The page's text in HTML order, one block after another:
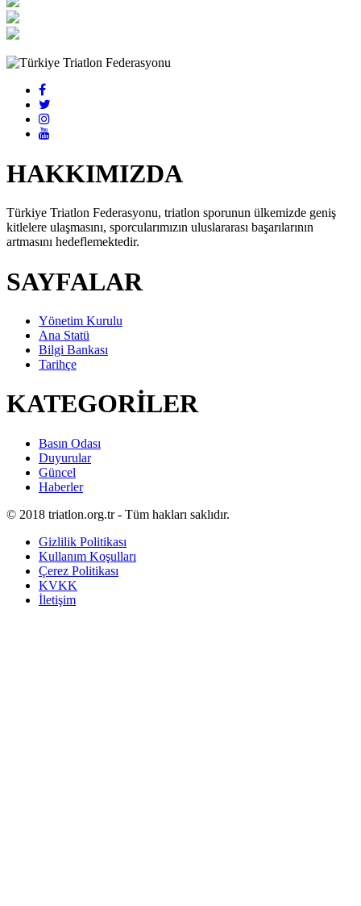
HAKKIMIZDA
Türkiye Triatlon Federasyonu, triatlon sporunun ülkemizde geniş
kitlelere ulaşmasını, sporcularımızın uluslararası başarılarının
artmasını hedeflemektedir.
SAYFALAR
Yönetim Kurulu
Ana Statü
Bilgi Bankası
Tarihçe
KATEGORİLER
Basın Odası
Duyurular
Güncel
Haberler
© 2018 triatlon.org.tr - Tüm hakları saklıdır.
Gizlilik Politikası
Kullanım Koşulları
Çerez Politikası
KVKK
İletişim